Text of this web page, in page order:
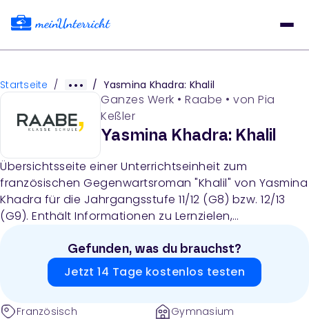
Startseite / / Yasmina Khadra: Khalil
Ganzes Werk • Raabe • von Pia
Keßler
Yasmina Khadra: Khalil
Übersichtsseite einer Unterrichtseinheit zum
französischen Gegenwartsroman "Khalil" von Yasmina
Khadra für die Jahrgangsstufe 11/12 (G8) bzw. 12/13
(G9). Enthält Informationen zu Lernzielen,
Gefunden, was du brauchst?
Jetzt 14 Tage kostenlos testen
Französisch
Gymnasium